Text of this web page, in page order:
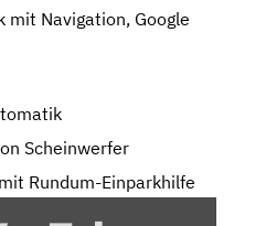
mit Navigation, Google
Scheinwerfer
Rundum-Einparkhilfe